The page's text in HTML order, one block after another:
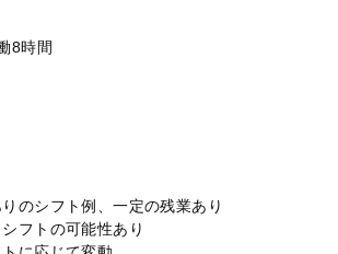
8時間
のシフト例、一定の残業あり
フトの可能性あり